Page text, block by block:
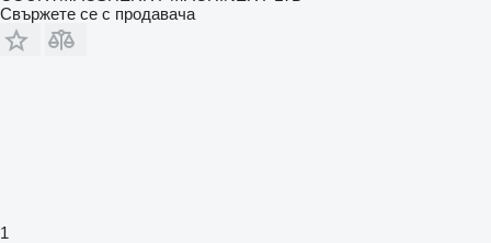
Свържете се с продавача
1